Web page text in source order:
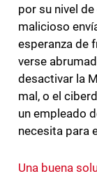
por su nivel
malicioso
esperanza de
verse
desactivar la
mal, o el
un empleado
necesita para
Una buena